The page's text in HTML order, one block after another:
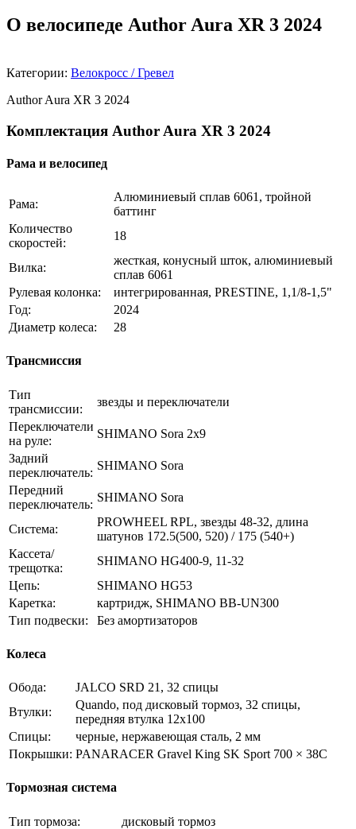
О велосипеде Author Aura XR 3 2024
Категории: Велокросс / Гревел
Author Aura XR 3 2024
Комплектация Author Aura XR 3 2024
Рама и велосипед
Рама:
Алюминиевый сплав 6061, тройной
баттинг
Количество
скоростей:
18
Вилка:
жесткая, конусный шток, алюминиевый
сплав 6061
Рулевая колонка:
интегрированная, PRESTINE, 1,1/8-1,5"
Год:
2024
Диаметр колеса:
28
Трансмиссия
Тип
трансмиссии:
звезды и переключатели
Переключатели
на руле:
SHIMANO Sora 2х9
Задний
переключатель:
SHIMANO Sora
Передний
переключатель:
SHIMANO Sora
Система:
PROWHEEL RPL, звезды 48-32, длина
шатунов 172.5(500, 520) / 175 (540+)
Кассета/
трещотка:
SHIMANO HG400-9, 11-32
Цепь:
SHIMANO HG53
Каретка:
картридж, SHIMANO BB-UN300
Тип подвески:
Без амортизаторов
Колеса
Обода:
JALCO SRD 21, 32 спицы
Втулки:
Quando, под дисковый тормоз, 32 спицы,
передняя втулка 12х100
Спицы:
черные, нержавеющая сталь, 2 мм
Покрышки: PANARACER Gravel King SK Sport 700 × 38C
Тормозная система
Тип тормоза:
дисковый тормоз